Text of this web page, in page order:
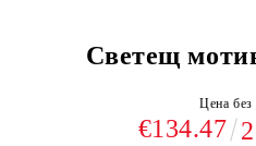
Светещ
Цена
€134.47